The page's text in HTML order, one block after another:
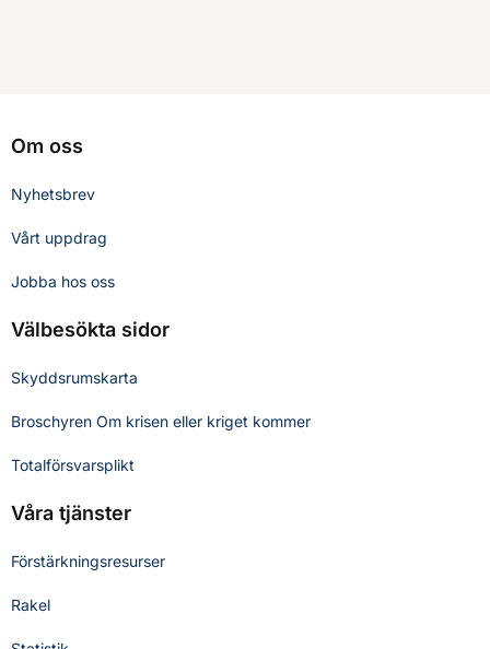
Om oss
Nyhetsbrev
Vårt uppdrag
Jobba hos oss
Välbesökta sidor
Skyddsrumskarta
Broschyren Om krisen eller kriget kommer
Totalförsvarsplikt
Våra tjänster
Förstärkningsresurser
Rakel